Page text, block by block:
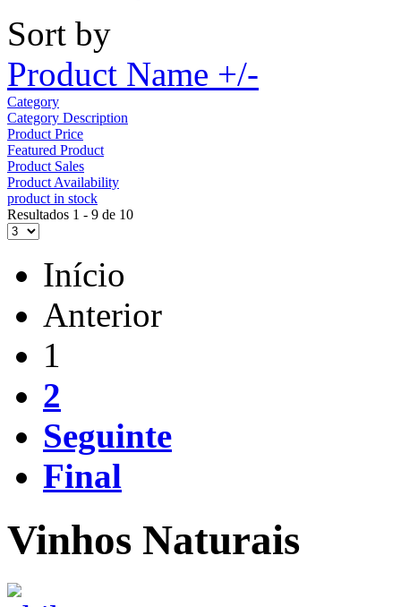
Sort by
Product Name +/-
Category
Category Description
Product Price
Featured Product
Product Sales
Product Availability
product in stock
Resultados 1 - 9 de 10
Início
Anterior
1
2
Seguinte
Final
Vinhos Naturais